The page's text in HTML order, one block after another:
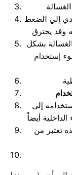
إلي الضغط
وقد يحترق
بشكل
إستخدام
إلي
تعتبر من